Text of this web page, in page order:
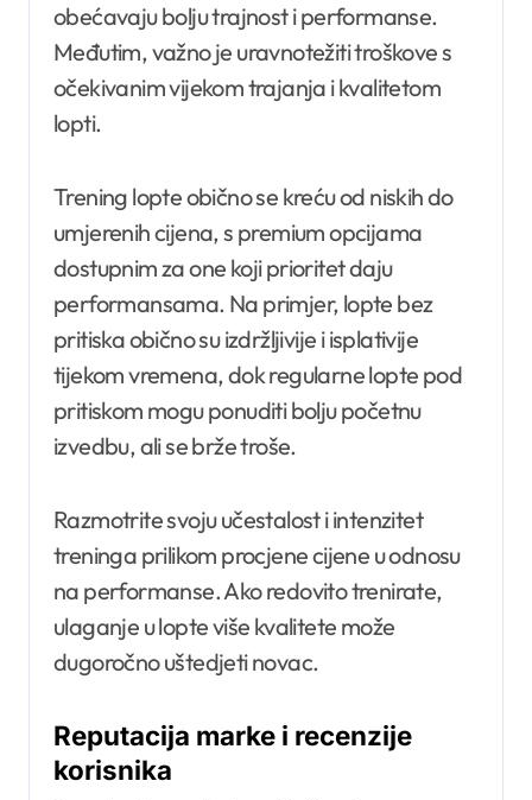
obećavaju bolju trajnost i performanse.
Međutim, važno je uravnotežiti troškove s
očekivanim vijekom trajanja i kvalitetom
lopti.
Trening lopte obično se kreću od niskih do
umjerenih cijena, s premium opcijama
dostupnim za one koji prioritet daju
performansama. Na primjer, lopte bez
pritiska obično su izdržljivije i isplativije
tijekom vremena, dok regularne lopte pod
pritiskom mogu ponuditi bolju početnu
izvedbu, ali se brže troše.
Razmotrite svoju učestalost i intenzitet
treninga prilikom procjene cijene u odnosu
na performanse. Ako redovito trenirate,
ulaganje u lopte više kvalitete može
dugoročno uštedjeti novac.
Reputacija marke i recenzije
korisnika